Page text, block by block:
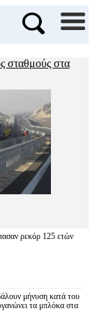
σταθμούς στα
ρεκόρ 125 ετών
μήνυση κατά του
τα μπλόκα στα